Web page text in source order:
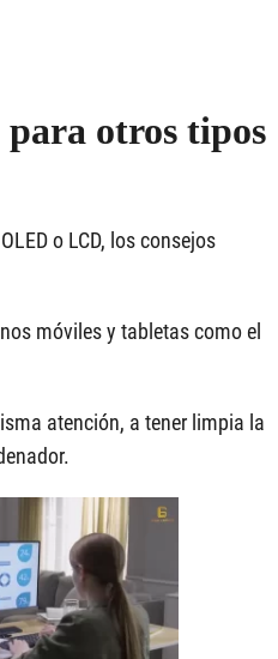
para otros tipos
o LCD, los consejos
móviles y tabletas como el
atención, a tener limpia la